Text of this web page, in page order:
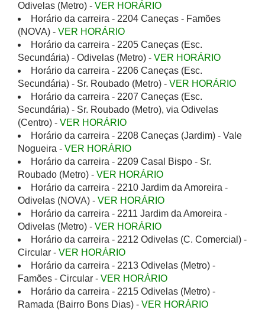
Odivelas (Metro) - VER HORÁRIO
Horário da carreira - 2204 Caneças - Famões
(NOVA) - VER HORÁRIO
Horário da carreira - 2205 Caneças (Esc.
Secundária) - Odivelas (Metro) - VER HORÁRIO
Horário da carreira - 2206 Caneças (Esc.
Secundária) - Sr. Roubado (Metro) - VER HORÁRIO
Horário da carreira - 2207 Caneças (Esc.
Secundária) - Sr. Roubado (Metro), via Odivelas
(Centro) - VER HORÁRIO
Horário da carreira - 2208 Caneças (Jardim) - Vale
Nogueira - VER HORÁRIO
Horário da carreira - 2209 Casal Bispo - Sr.
Roubado (Metro) - VER HORÁRIO
Horário da carreira - 2210 Jardim da Amoreira -
Odivelas (NOVA) - VER HORÁRIO
Horário da carreira - 2211 Jardim da Amoreira -
Odivelas (Metro) - VER HORÁRIO
Horário da carreira - 2212 Odivelas (C. Comercial) -
Circular - VER HORÁRIO
Horário da carreira - 2213 Odivelas (Metro) -
Famões - Circular - VER HORÁRIO
Horário da carreira - 2215 Odivelas (Metro) -
Ramada (Bairro Bons Dias) - VER HORÁRIO